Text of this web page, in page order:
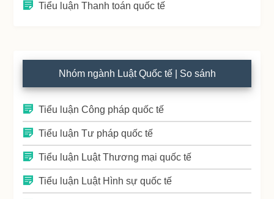
Tiểu luận Thanh toán quốc tế
Nhóm ngành Luật Quốc tế | So sánh
Tiểu luận Công pháp quốc tế
Tiểu luận Tư pháp quốc tế
Tiểu luận Luật Thương mại quốc tế
Tiểu luận Luật Hình sự quốc tế